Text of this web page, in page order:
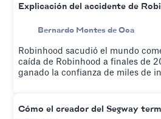
Explicación del accidente de
Bernardo Montes de Oca
Robinhood sacudió el mundo
caída de Robinhood a finales de
ganado la confianza de miles de
Cómo el creador del Segway